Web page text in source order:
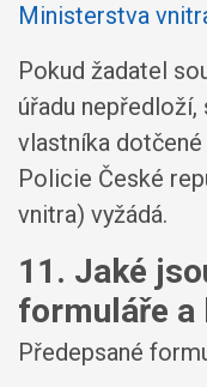
Ministerstva
Pokud žadatel
úřadu
vlastníka
Policie České
vnitra) vyžádá.
11. Jaké
formuláře a
Předepsané